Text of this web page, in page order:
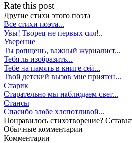
Rate this post
Другие стихи этого поэта
Все стихи поэта...
Увы! Творец не первых сил!..
Уверение
Ты ропщешь, важный журналист...
Тебя ль изобразить...
Тебе на память в книге сей...
Твой детский вызов мне приятен...
Старик
Старательно мы наблюдаем свет...
Стансы
Спасибо злобе хлопотливой...
Понравилось стихотворение?
Обычные комментарии
Комментарии